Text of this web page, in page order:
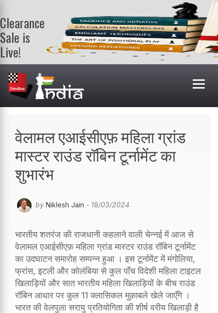
Clearance
Sale is
Live!
Get a FREE
book on
purchasing 2
or more
books. Valid
वेलामल एआईसीएफ़ महिला ग्रांड
मास्टर राउंड रॉबिन टूर्नामेंट का
शुभारंभ
by Niklesh Jain - 18/03/2024
भारतीय शतरंज की राजधानी कहलाने वाली चेन्नई में आज से
वेलामल एआईसीएफ़ महिला ग्रांड मास्टर राउंड रॉबिन टूर्नामेंट
का उदघाटन समारोह सम्पन्न हुआ । इस टूर्नामेंट में मंगोलिया,
फ्रांस, इटली और कोलंबिया से कुल पाँच विदेशी महिला टाइटल
खिलाड़ियों और सात भारतीय महिला खिलाड़ियों के बीच राउंड
रॉबिन आधार पर कुल 11 क्लासिकल मुक़ाबले खेले जाएँगे ।
भारत की वेलपुला सरायु प्रतियोगिता की शीर्ष वरीय खिलाड़ी है